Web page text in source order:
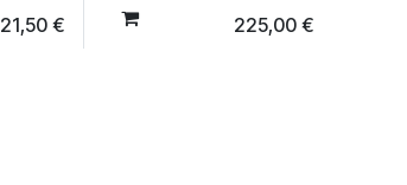
21,50 € 225,00 €